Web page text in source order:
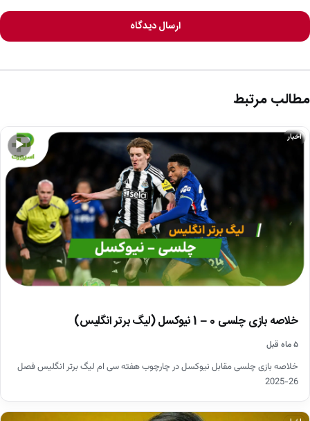
ارسال دیدگاه
مطالب مرتبط
▶
اخبار
خلاصه بازی چلسی 0 – 1 نیوکسل (لیگ برتر انگلیس)
۵ ماه قبل
خلاصه بازی چلسی مقابل نیوکسل در چارچوب هفته سی ام لیگ برتر انگلیس فصل
26-2025